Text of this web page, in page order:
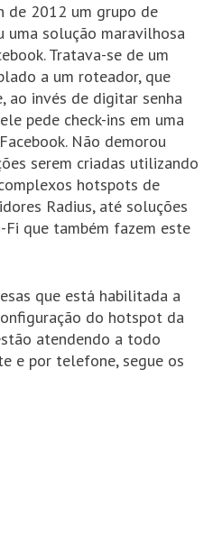
de 2012 um grupo de
uma solução maravilhosa
Tratava-se de um
a um roteador, que
ao invés de digitar senha
pede check-ins em uma
Não demorou
serem criadas utilizando
hotspots de
Radius, até soluções
Fi que também fazem este
que está habilitada a
do hotspot da
atendendo a todo
e por telefone, segue os